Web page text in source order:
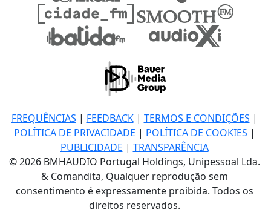
FREQUÊNCIAS | FEEDBACK| TERMOS E CONDIÇÕES |
POLÍTICA DE PRIVACIDADE | POLÍTICA DE COOKIES |
PUBLICIDADE | TRANSPARÊNCIA
© 2026 BMHAUDIO Portugal Holdings, Unipessoal Lda.
& Comandita, Qualquer reprodução sem
consentimento é expressamente proibida. Todos os
direitos reservados.